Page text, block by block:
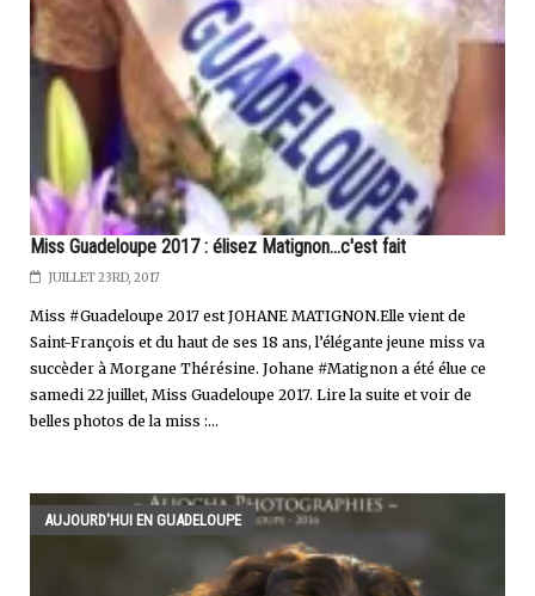
Miss Guadeloupe 2017 : élisez Matignon...c'est fait
JUILLET 23RD, 2017
Miss #Guadeloupe 2017 est JOHANE MATIGNON.Elle vient de
Saint-François et du haut de ses 18 ans, l’élégante jeune miss va
succèder à Morgane Thérésine. Johane #Matignon a été élue ce
samedi 22 juillet, Miss Guadeloupe 2017. Lire la suite et voir de
belles photos de la miss :...
AUJOURD'HUI EN GUADELOUPE